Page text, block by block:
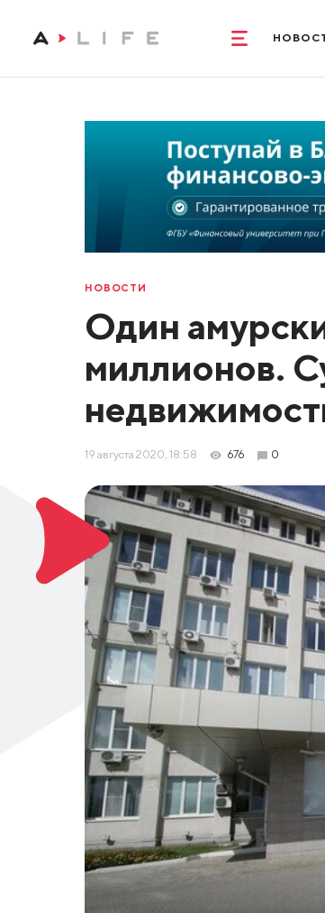
НОВОСТИ
Один
миллионов.
19 августа 2020, 18:58 676 0